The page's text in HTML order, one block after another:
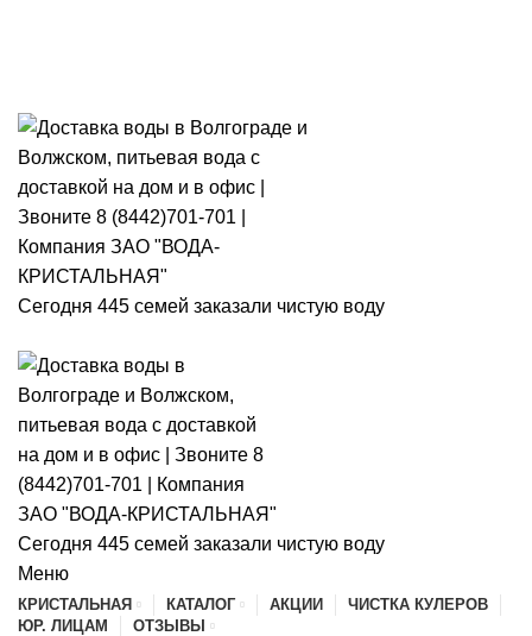
Сегодня 445 семей заказали чистую воду
Сегодня 445 семей заказали чистую воду
Меню
КРИСТАЛЬНАЯ КАТАЛОГ АКЦИИ
ЧИСТКА КУЛЕРОВ
ЮР. ЛИЦАМ
ОТЗЫВЫ